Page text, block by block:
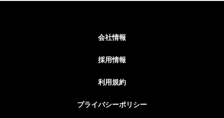
会社情報
採用情報
利用規約
プライバシーポリシー